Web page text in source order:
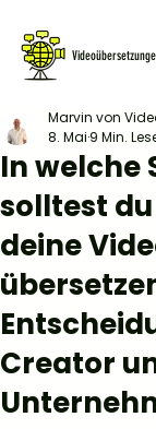
In welche
solltest
deine
Creator
Marvin von
8. Mai 9 Min.